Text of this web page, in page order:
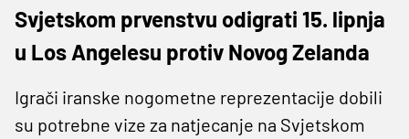
Svjetskom prvenstvu odigrati 15. lipnja
u Los Angelesu protiv Novog Zelanda
Igrači iranske nogometne reprezentacije dobili
su potrebne vize za natjecanje na Svjetskom